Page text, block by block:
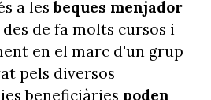
a lesbeques menjador
de fa molts cursos i
en el marc d'un grup
pels diversos
beneficiàries poden